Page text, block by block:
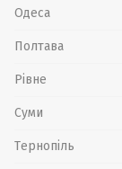
Одеса
Полтава
Рівне
Суми
Тернопіль